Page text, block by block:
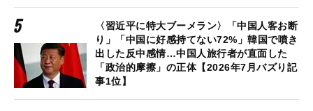
〈習近平に特大ブーメラン〉「中国人客お断
り」「中国に好感持てない72%」韓国で噴き
出した反中感情…中国人旅行者が直面した
「政治的摩擦」の正体【2026年7月バズり記
事1位】